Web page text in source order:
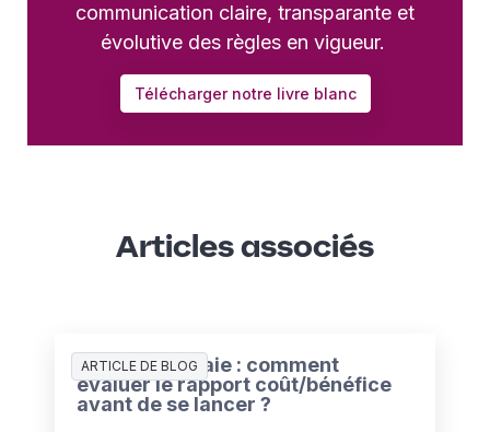
communication claire, transparante et
évolutive des règles en vigueur.
Télécharger notre livre blanc
Articles associés
ARTICLE DE BLOG
Solution de paie : comment
évaluer le rapport coût/bénéfice
avant de se lancer ?